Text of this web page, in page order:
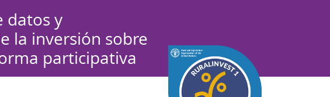
datos y
la inversión sobre
participativa